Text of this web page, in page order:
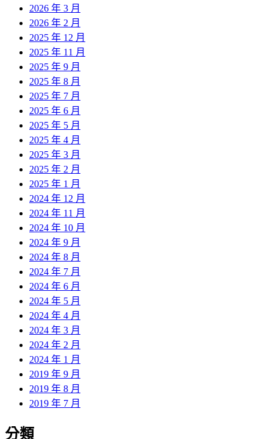
2026 年 3 月
2026 年 2 月
2025 年 12 月
2025 年 11 月
2025 年 9 月
2025 年 8 月
2025 年 7 月
2025 年 6 月
2025 年 5 月
2025 年 4 月
2025 年 3 月
2025 年 2 月
2025 年 1 月
2024 年 12 月
2024 年 11 月
2024 年 10 月
2024 年 9 月
2024 年 8 月
2024 年 7 月
2024 年 6 月
2024 年 5 月
2024 年 4 月
2024 年 3 月
2024 年 2 月
2024 年 1 月
2019 年 9 月
2019 年 8 月
2019 年 7 月
分類